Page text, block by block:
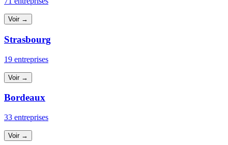
Voir →
Strasbourg
19 entreprises
Voir →
Bordeaux
33 entreprises
Voir →